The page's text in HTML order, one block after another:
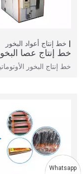
خط إنتاج أعواد البخور
خط إنتاج عصا
خط إنتاج البخور
Whatsapp